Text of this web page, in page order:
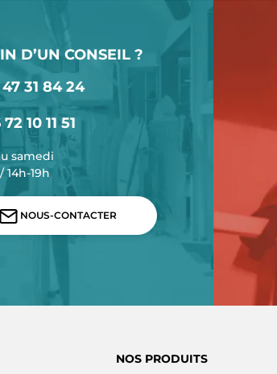
D’UN CONSEIL ?
31 84 24
10 11 51
samedi
14h-19h
NOUS-CONTACTER
NOS PRODUITS